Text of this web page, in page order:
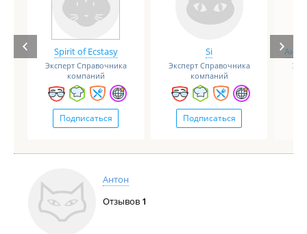
Spirit of Ecstasy
Эксперт Справочника
компаний
Подписаться
Si
Эксперт Справочника
компаний
Подписаться
Антон
Отзывов 1